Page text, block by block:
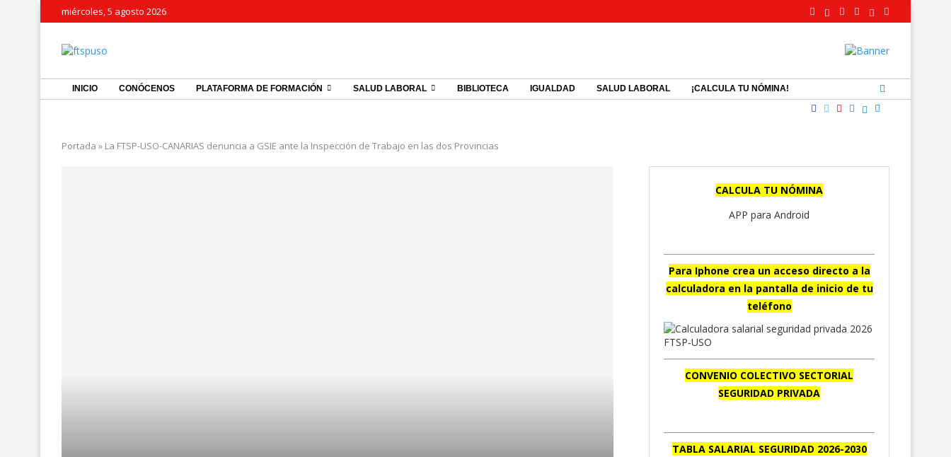
miércoles, 5 agosto 2026
INICIO CONÓCENOS PLATAFORMA DE FORMACIÓN SALUD LABORAL BIBLIOTECA IGUALDAD SALUD LABORAL ¡CALCULA TU NÓMINA!
Portada » La FTSP-USO-CANARIAS denuncia a GSIE ante la Inspección de Trabajo en las dos Provincias
CALCULA TU NÓMINA
APP para Android
Para Iphone crea un acceso directo a la
calculadora en la pantalla de inicio de tu
teléfono
CONVENIO COLECTIVO SECTORIAL
SEGURIDAD PRIVADA
TABLA SALARIAL SEGURIDAD 2026-2030